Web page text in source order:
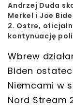
Andrzej Duda
Merkel i Joe
2. Ostre,
kontynuację
Wbrew
Biden
Niemcami w
Nord Stream